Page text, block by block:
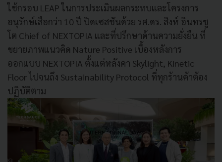
ใช้กรอบ LEAP ในการประเมินผลกระทบและโครงการ
อนุรักษ์เสือกว่า 10 ปี ปิดเซสชันด้วย รศ.ดร. สิงห์ อินทรชู
โต Chief of NEXTOPIA และที่ปรึกษาด้านความยั่งยืน ที่
ขยายภาพแนวคิด Nature Positive เบื้องหลังการ
ออกแบบ NEXTOPIA ตั้งแต่หลังคา Skylight, Kinetic
Floor ไปจนถึง Sustainability Protocol ที่ทุกร้านค้าต้อง
ปฏิบัติตาม